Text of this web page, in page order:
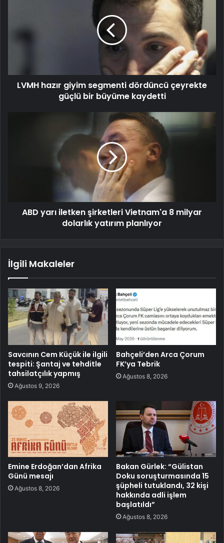
LVMH hazır giyim segmenti dördüncü çeyrekte
güçlü bir büyüme kaydetti
ABD yarı iletken şirketleri Vietnam'a 8 milyar
dolarlık yatırım planlıyor
İlgili Makaleler
Savcının Cem Küçük ile ilgili
tespiti: Şantaj ve tehditle
tahsilatçılık yapmış
Ağustos 9, 2026
Bahçeli’den Arca Çorum
FK’ya Tebrik
Ağustos 8, 2026
Emine Erdoğan’dan Afrika
Günü mesajı
Ağustos 8, 2026
Bakan Gürlek: “Gülistan
Doku soruşturmasında 15
şüpheli tutuklandı, 32 kişi
hakkında adli işlem
başlatıldı”
Ağustos 8, 2026